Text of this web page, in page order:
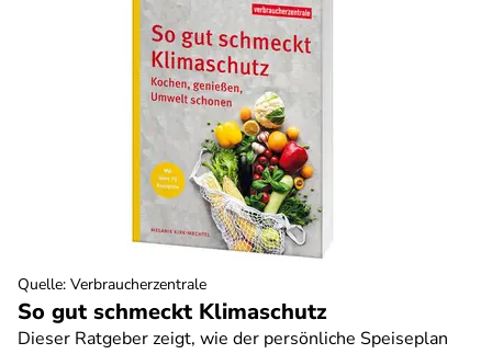
So gut schmeckt Klimaschutz
Dieser Ratgeber zeigt, wie der persönliche Speiseplan
Quelle: Verbraucherzentrale